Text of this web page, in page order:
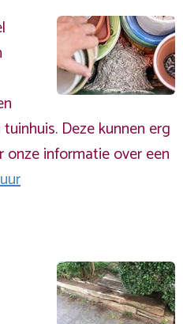
Deze kunnen erg
onze informatie over een